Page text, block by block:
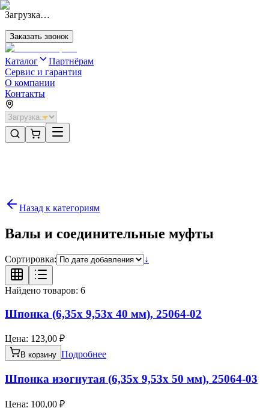
Загрузка…
Заказать звонок
Каталог
Партнёрам
Сервис и гарантия
О компании
Контакты
Валы и соединительные муфты
Назад к категориям
Валы и соединительные муфты
Сортировка: ↓
Найдено товаров: 6
Шпонка (6,35х 9,53х 40 мм), 25064-02
Цена: 123,00 ₽
В корзину Подробнее
Шпонка изогнутая (6,35х 9,53х 50 мм), 25064-03
Цена: 100,00 ₽